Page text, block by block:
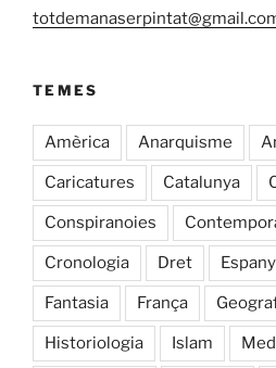
TEMES
Amèrica Anarquisme
Caricatures Catalunya
Conspiranoies
Cronologia Dret
Fantasia França
Historiologia Islam